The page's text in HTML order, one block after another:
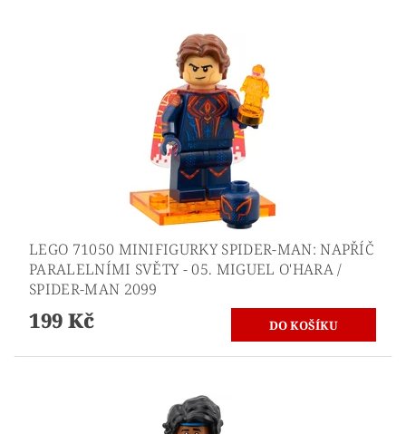
LEGO 71050 MINIFIGURKY SPIDER-MAN: NAPŘÍČ
PARALELNÍMI SVĚTY - 05. MIGUEL O'HARA /
SPIDER-MAN 2099
199 Kč